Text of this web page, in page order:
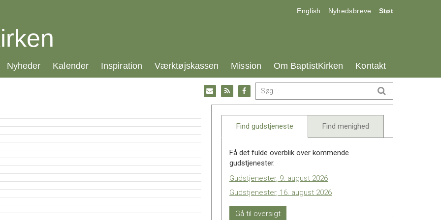
17.0:
English 18.0:
Nyhedsbreve 19.0:
Støt
21.0:
Nyheder 22.0:
Kalender 23.0:
Inspiration 24.0:
Værktøjskassen 25.0:
Mission 26.0:
Om BaptistKirken 27.0:
Kontakt
Gå
til:
Facebook
Gå
til:
RSS
feed
Gå
til:
Email
Find gudstjeneste Find menighed
Få det fulde overblik over kommende
gudstjenester.
Gudstjenester, 9. august 2026
Gudstjenester, 16. august 2026
Gå til oversigt